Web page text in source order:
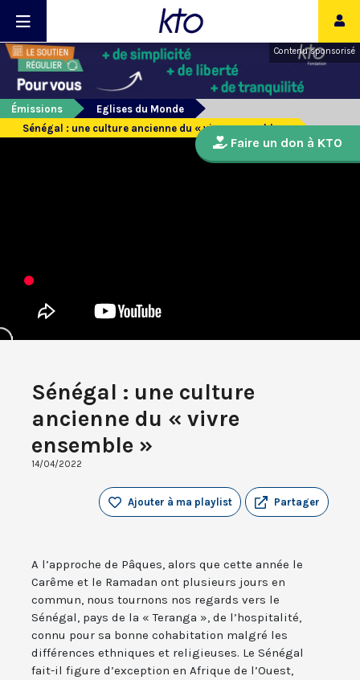
Contenu sponsorisé
Émissions
Eglises du Monde
Sénégal : une culture ancienne du « vivre ensemble »
Sénégal : une culture
ancienne du « vivre
ensemble »
14/04/2022
Partager
Ajouter à ma playlist
A l’approche de Pâques, alors que cette année le
Carême et le Ramadan ont plusieurs jours en
commun, nous tournons nos regards vers le
Sénégal, pays de la « Teranga », de l’hospitalité,
connu pour sa bonne cohabitation malgré les
différences ethniques et religieuses. Le Sénégal
fait-il figure d’exception en Afrique de l’Ouest,
Faire un don à KTO